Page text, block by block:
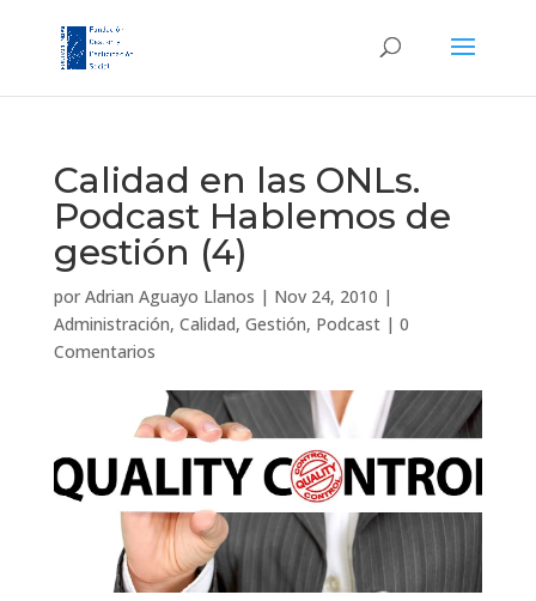
Calidad en las ONLs.
Podcast Hablemos de
gestión (4)
por Adrian Aguayo Llanos | Nov 24, 2010 |
Administración, Calidad, Gestión, Podcast| 0
Comentarios